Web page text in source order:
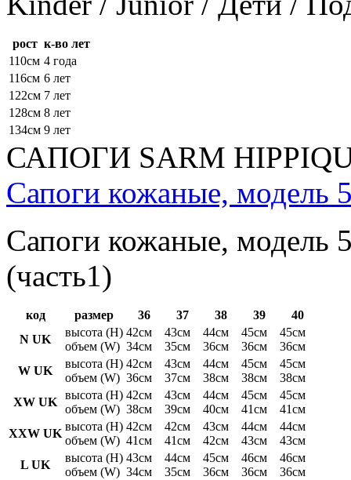
рост к-во лет
110см 4 года
116см 6 лет
122см 7 лет
128см 8 лет
134см 9 лет
САПОГИ SARM
Сапоги кожаные, модель
Сапоги кожаные, модель
(часть1)
код размер 36 37 38 39
40
N UK
высота (H)
объем (W)
42см
34см
43см
35см
44см
36см
45см
36см
45см
36см
W UK
высота (H)
объем (W)
42см
36см
43см
37см
44см
38см
45см
38см
45см
38см
XW UK
высота (H)
объем (W)
42см
38см
43см
39см
44см
40см
45см
41см
45см
41см
XXW UK
высота (H)
объем (W)
42см
41см
42см
41см
43см
42см
44см
43см
44см
43см
L UK
высота (H)
объем (W)
43см
34см
44см
35см
45см
36см
46см
36см
46см
36см